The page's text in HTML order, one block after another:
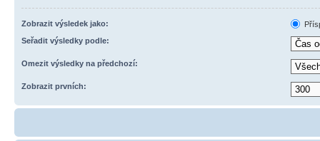
Zobrazit výsledek jako:
Seřadit výsledky podle:
Omezit výsledky na předchozí:
Zobrazit prvních: